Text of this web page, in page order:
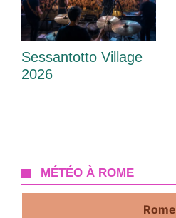
Sessantotto Village
2026
MÉTÉO À ROME
Rome